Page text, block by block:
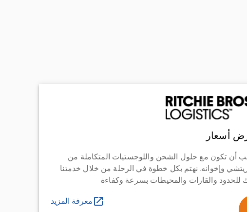
أسعار
أن تكون مع حلول الشحن واللوجستيات المتكاملة من
وإخوانه. نهتم بكل خطوة في الرحلة من خلال خدمتنا
للحدود والقارات والمحيطات بسرعة وكفاءة
معرفة المزيد